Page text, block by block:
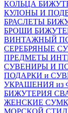
КОЛЬЦА
КУЛОНЫ И
БРАСЛЕТЫ
БРОШИ
ВИНТАЖНЫЙ
СЕРЕБРЯНЫЕ
ПРЕДМЕТЫ
СУВЕНИРЫ И
ПОДАРКИ и
УКРАШЕНИЯ из
БИЖУТЕРИЯ
ЖЕНСКИЕ
МОРСКОЙ